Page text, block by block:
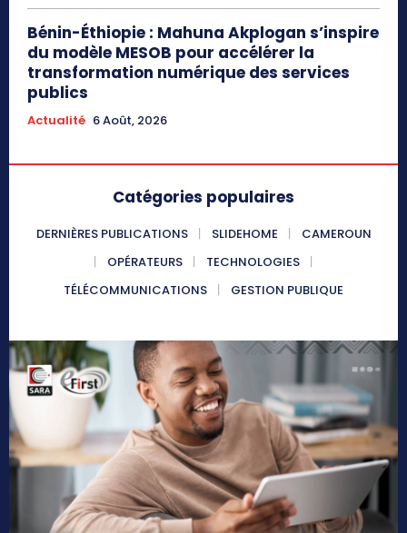
Bénin-Éthiopie : Mahuna Akplogan s’inspire
du modèle MESOB pour accélérer la
transformation numérique des services
publics
Actualité 6 Août, 2026
Catégories populaires
DERNIÈRES PUBLICATIONS SLIDEHOME
CAMEROUN
OPÉRATEURS
TECHNOLOGIES
TÉLÉCOMMUNICATIONS
GESTION PUBLIQUE